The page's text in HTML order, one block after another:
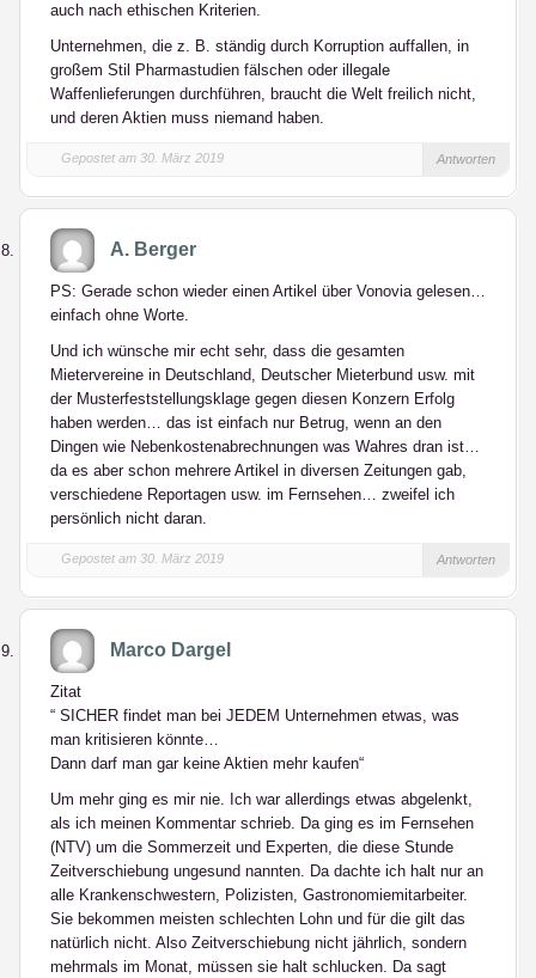
auch nach ethischen Kriterien.
Unternehmen, die z. B. ständig durch Korruption auffallen, in
großem Stil Pharmastudien fälschen oder illegale
Waffenlieferungen durchführen, braucht die Welt freilich nicht,
und deren Aktien muss niemand haben.
Gepostet am 30. März 2019 Antworten
A. Berger
PS: Gerade schon wieder einen Artikel über Vonovia gelesen…
einfach ohne Worte.
Und ich wünsche mir echt sehr, dass die gesamten
Mietervereine in Deutschland, Deutscher Mieterbund usw. mit
der Musterfeststellungsklage gegen diesen Konzern Erfolg
haben werden… das ist einfach nur Betrug, wenn an den
Dingen wie Nebenkostenabrechnungen was Wahres dran ist…
da es aber schon mehrere Artikel in diversen Zeitungen gab,
verschiedene Reportagen usw. im Fernsehen… zweifel ich
persönlich nicht daran.
Gepostet am 30. März 2019 Antworten
Marco Dargel
Zitat
“ SICHER findet man bei JEDEM Unternehmen etwas, was
man kritisieren könnte…
Dann darf man gar keine Aktien mehr kaufen“
Um mehr ging es mir nie. Ich war allerdings etwas abgelenkt,
als ich meinen Kommentar schrieb. Da ging es im Fernsehen
(NTV) um die Sommerzeit und Experten, die diese Stunde
Zeitverschiebung ungesund nannten. Da dachte ich halt nur an
alle Krankenschwestern, Polizisten, Gastronomiemitarbeiter.
Sie bekommen meisten schlechten Lohn und für die gilt das
natürlich nicht. Also Zeitverschiebung nicht jährlich, sondern
mehrmals im Monat, müssen sie halt schlucken. Da sagt